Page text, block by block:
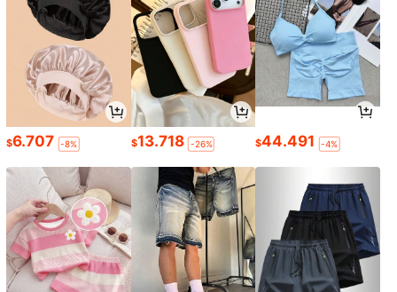
$6.707 -8% $13.718 -26% $44.491 -4%